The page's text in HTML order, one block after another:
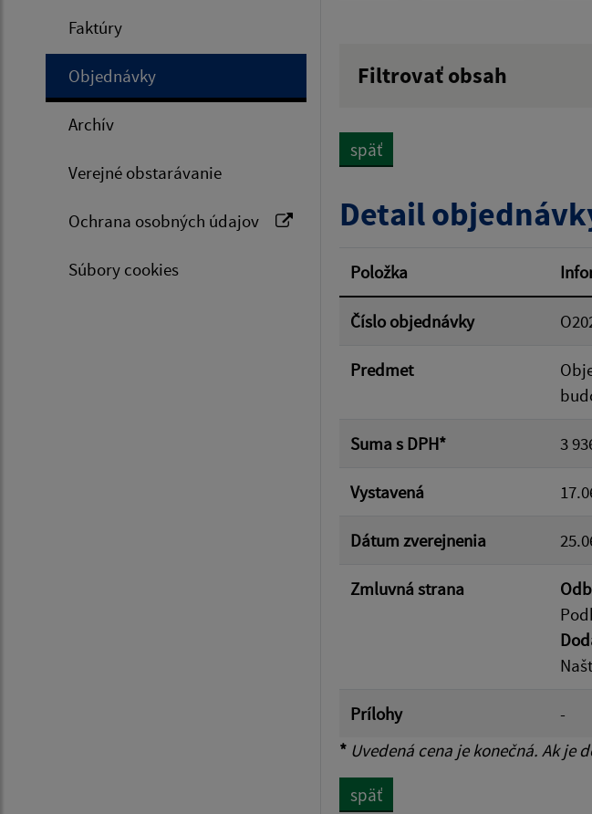
Faktúry
Objednávky
Archív
Verejné obstarávanie
Ochrana osobných údajov
Súbory cookies
Filtrovať obsah
Suma od:
Filtrovať
späť
Detail
Položka
Číslo objednávky
Predmet
Suma s DPH* 3
Vystavená
Dátum zverejnenia
Zmluvná strana
Prílohy
-
* Uvedená cena je konečná. Ak je
späť